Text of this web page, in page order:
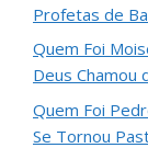
Profetas de
Quem Foi
Deus Chamou
Quem Foi
Se Tornou